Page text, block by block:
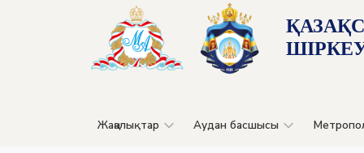
Жаңалықтар Аудан басшысы